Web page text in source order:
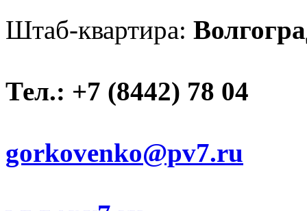
Штаб-квартира:
Тел.: +7 (8442) 78 04
gorkovenko@pv7.ru